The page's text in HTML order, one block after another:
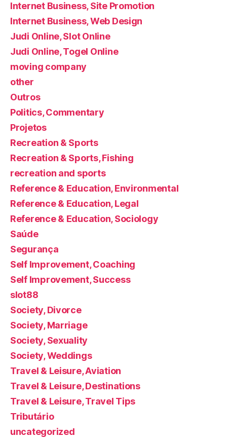
Internet Business, Site Promotion
Internet Business, Web Design
Judi Online, Slot Online
Judi Online, Togel Online
moving company
other
Outros
Politics, Commentary
Projetos
Recreation & Sports
Recreation & Sports, Fishing
recreation and sports
Reference & Education, Environmental
Reference & Education, Legal
Reference & Education, Sociology
Saúde
Segurança
Self Improvement, Coaching
Self Improvement, Success
slot88
Society, Divorce
Society, Marriage
Society, Sexuality
Society, Weddings
Travel & Leisure, Aviation
Travel & Leisure, Destinations
Travel & Leisure, Travel Tips
Tributário
uncategorized